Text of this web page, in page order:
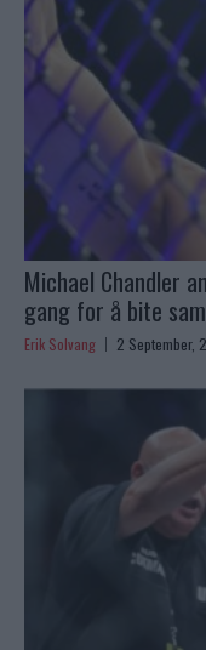
Michael Chandler
gang for å bite
Erik Solvang 2 September,